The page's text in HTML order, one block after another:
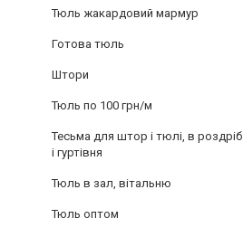
Тюль жакардовий мармур
Готова тюль
Штори
Тюль по 100 грн/м
Тесьма для штор і тюлі, в роздріб
і гуртівня
Тюль в зал, вітальню
Тюль оптом